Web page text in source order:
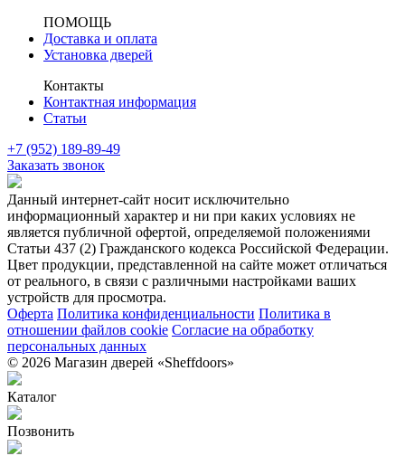
ПОМОЩЬ
Доставка и оплата
Установка дверей
Контакты
Контактная информация
Статьи
+7 (952) 189-89-49
Заказать звонок
Данный интернет-сайт носит исключительно
информационный характер и ни при каких условиях не
является публичной офертой, определяемой положениями
Статьи 437 (2) Гражданского кодекса Российской Федерации.
Цвет продукции, представленной на сайте может отличаться
от реального, в связи с различными настройками ваших
устройств для просмотра.
Оферта Политика конфиденциальности Политика в
отношении файлов cookie Согласие на обработку
персональных данных
© 2026 Магазин дверей «Sheffdoors»
Каталог
Позвонить